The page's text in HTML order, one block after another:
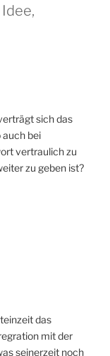
sich das
auch bei
vertraulich zu
zu geben ist?
das
mit der
seinerzeit noch